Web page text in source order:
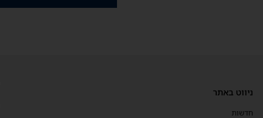
ניווט באתר
חדשות